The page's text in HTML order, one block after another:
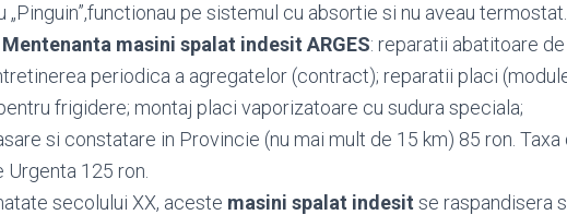
„Pinguin”,functionau pe sistemul cu absortie si nu aveau termostat.
Mentenanta masini spalat indesit ARGES: reparatii abatitoare
periodica a agregatelor (contract); reparatii placi
frigidere; montaj placi vaporizatoare cu sudura speciala;
si constatare in Provincie (nu mai mult de 15 km) 85 ron. Taxa
125 ron.
secolului XX, aceste masini spalat indesit se raspandisera